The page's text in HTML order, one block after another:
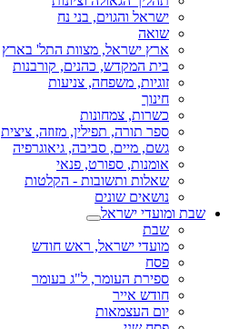
ישראל והגוים, בני נח
שואה
ארץ ישראל, מצוות התל' בארץ
בית המקדש, כהנים, קורבנות
זוגיות, משפחה, צניעות
חינוך
כשרות, צמחונות
ספר תורה, תפילין, מזוזה, ציצית
גשם, מיים, סביבה, גיאוגרפיה
אומנות, ספורט, פנאי
שאלות ותשובות - הקלטות
נושאים שונים
שבת ומועדי ישראל
שבת
מועדי ישראל, ראש חודש
פסח
ספירת העומר, ל"ג בעומר
חודש אייר
יום העצמאות